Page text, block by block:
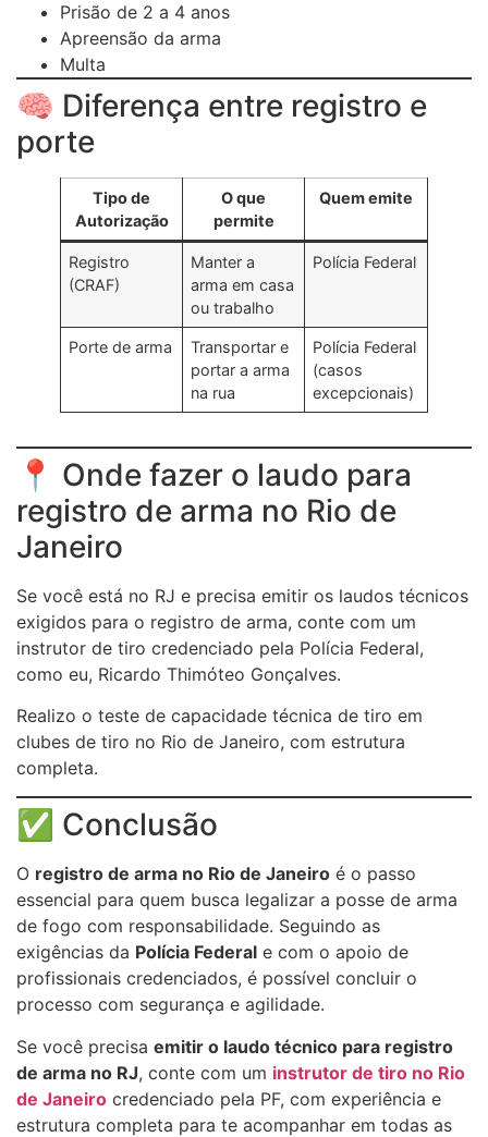
Prisão de 2 a 4 anos
Apreensão da arma
Multa
🧠 Diferença entre registro e
porte
Tipo de
Autorização
O que
permite
Quem emite
Registro
(CRAF)
Manter a
arma em casa
ou trabalho
Polícia Federal
Porte de arma
Transportar e
portar a arma
na rua
Polícia Federal
(casos
excepcionais)
📍 Onde fazer o laudo para
registro de arma no Rio de
Janeiro
Se você está no RJ e precisa emitir os laudos técnicos
exigidos para o registro de arma, conte com um
instrutor de tiro credenciado pela Polícia Federal,
como eu, Ricardo Thimóteo Gonçalves.
Realizo o teste de capacidade técnica de tiro em
clubes de tiro no Rio de Janeiro, com estrutura
completa.
✅ Conclusão
O registro de arma no Rio de Janeiro é o passo
essencial para quem busca legalizar a posse de arma
de fogo com responsabilidade. Seguindo as
exigências da Polícia Federal e com o apoio de
profissionais credenciados, é possível concluir o
processo com segurança e agilidade.
Se você precisa emitir o laudo técnico para registro
de arma no RJ, conte com um instrutor de tiro no Rio
de Janeiro credenciado pela PF, com experiência e
estrutura completa para te acompanhar em todas as